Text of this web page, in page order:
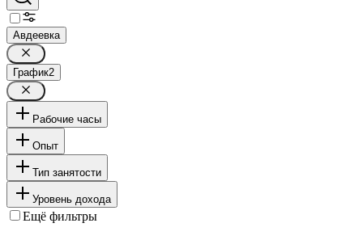
Авдеевка
График2
Рабочие часы
Опыт
Тип занятости
Уровень дохода
Ещё фильтры